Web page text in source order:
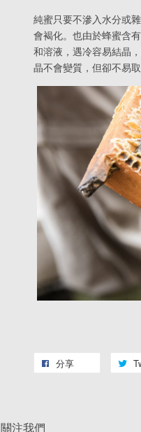
純蜜只要不滲入水分或
會褐化。也由於蜂蜜含
和溶液，遇冷容易結晶
晶不會變質，但卻不易取
分享
關注我們